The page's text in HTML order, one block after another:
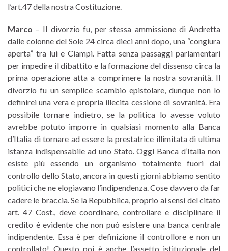
l’art.47 della nostra Costituzione.
Marco – Il divorzio fu, per stessa ammissione di Andretta
dalle colonne del Sole 24 circa dieci anni dopo, una “congiura
aperta” tra lui e Ciampi. Fatta senza passaggi parlamentari
per impedire il dibattito e la formazione del dissenso circa la
prima operazione atta a comprimere la nostra sovranità. Il
divorzio fu un semplice scambio epistolare, dunque non lo
definirei una vera e propria illecita cessione di sovranità. Era
possibile tornare indietro, se la politica lo avesse voluto
avrebbe potuto imporre in qualsiasi momento alla Banca
d’Italia di tornare ad essere la prestatrice illimitata di ultima
istanza indispensabile ad uno Stato. Oggi Banca d’Italia non
esiste più essendo un organismo totalmente fuori dal
controllo dello Stato, ancora in questi giorni abbiamo sentito
politici che ne elogiavano l’indipendenza. Cose davvero da far
cadere le braccia. Se la Repubblica, proprio ai sensi del citato
art. 47 Cost., deve coordinare, controllare e disciplinare il
credito è evidente che non può esistere una banca centrale
indipendente. Essa è per definizione il controllore e non un
controllato! Questo poi è anche l’assetto istituzionale del